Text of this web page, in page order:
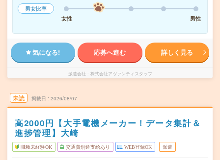
男女比率
女性
男性
気になる! 応募へ進む 詳しく見る
派遣会社 株式会社アヴァンティスタッフ
未読 掲載日 2026/08/07
高2000円【大手電機メーカー！データ集計＆
進捗管理】大崎
職種未経験OK 交通費別途支給あり WEB登録OK 派遣